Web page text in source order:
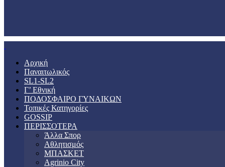
Αρχική
Παναιτωλικός
SL1-SL2
Γ’ Εθνική
ΠΟΔΟΣΦΑΙΡΟ ΓΥΝΑΙΚΩΝ
Τοπικές Κατηγορίες
GOSSIP
ΠΕΡΙΣΣΟΤΕΡΑ
Άλλα Σπορ
Αθλητισμός
ΜΠΑΣΚΕΤ
Agrinio City